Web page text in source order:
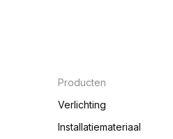
Producten
Verlichting
Installatiemateriaal